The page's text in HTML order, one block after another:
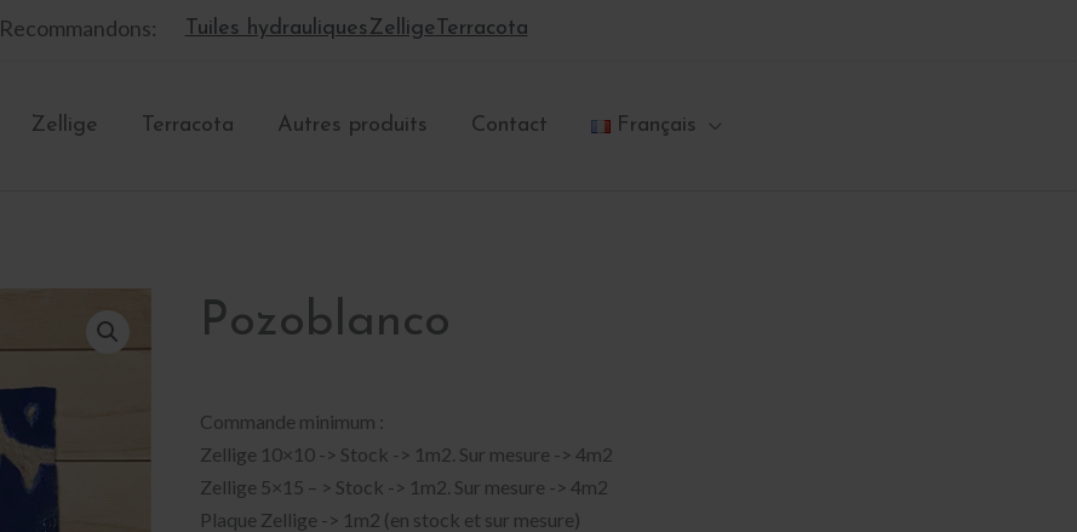
Recommandons: Tuiles hydrauliquesZellige Terracota
Zellige Terracota Autres produits Contact Français
Pozoblanco
Commande minimum :
Zellige 10×10 -> Stock -> 1m2. Sur mesure -> 4m2
Zellige 5×15 – > Stock -> 1m2. Sur mesure -> 4m2
Plaque Zellige -> 1m2 (en stock et sur mesure)